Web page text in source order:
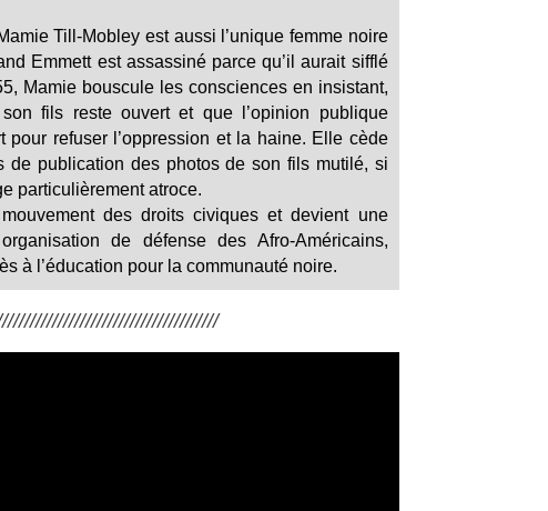
Till-Mobley est aussi l’unique femme noire
Emmett est assassiné parce qu’il aurait sifflé
Mamie bouscule les consciences en insistant,
fils reste ouvert et que l’opinion publique
pour refuser l’oppression et la haine. Elle cède
de publication des photos de son fils mutilé, si
particulièrement atroce.
des droits civiques et devient une
de défense des Afro-Américains,
à l’éducation pour la communauté noire.